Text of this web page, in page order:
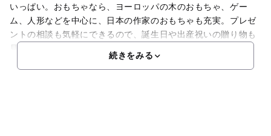
いっぱい。おもちゃなら、ヨーロッパの木のおもちゃ、ゲー
ム、人形などを中心に、日本の作家のおもちゃも充実。プレゼ
ントの相談も気軽にできるので、誕生日や出産祝いの贈り物も
見
続きをみる